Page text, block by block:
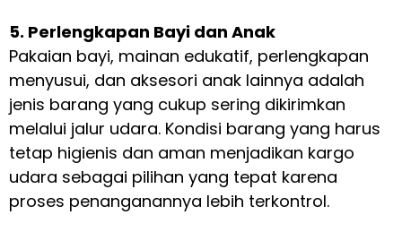
5. Perlengkapan Bayi dan Anak
Pakaian bayi, mainan edukatif, perlengkapan
menyusui, dan aksesori anak lainnya adalah
jenis barang yang cukup sering dikirimkan
melalui jalur udara. Kondisi barang yang harus
tetap higienis dan aman menjadikan kargo
udara sebagai pilihan yang tepat karena
proses penanganannya lebih terkontrol.